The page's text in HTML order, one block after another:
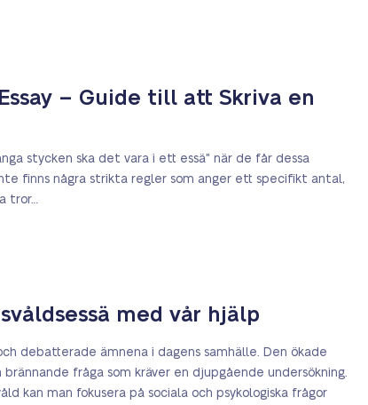
– Guide till att Skriva en
stycken ska det vara i ett essä" när de får dessa
finns några strikta regler som anger ett specifikt antal,
tror…
med vår hjälp
debatterade ämnena i dagens samhälle. Den ökade
fråga som kräver en djupgående undersökning.
kan man fokusera på sociala och psykologiska frågor